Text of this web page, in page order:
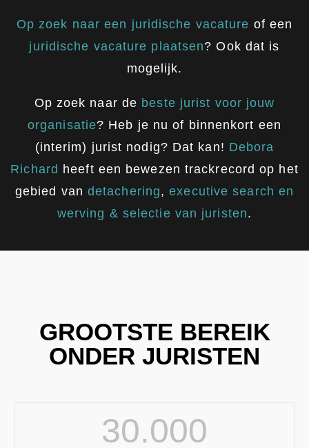
Op zoek naar een juridische vacature of een
juridische vacature plaatsen? Ook dat is
mogelijk.
Op zoek naar de beste jurist voor jouw
organisatie? Heb je nu of binnenkort een
(interim) jurist nodig? Dat kan! Debora
Richard heeft een bewezen trackrecord op het
gebied van detachering,executive search en
werving & selectie van juristen.
GROOTSTE BEREIK
ONDER JURISTEN
30.000